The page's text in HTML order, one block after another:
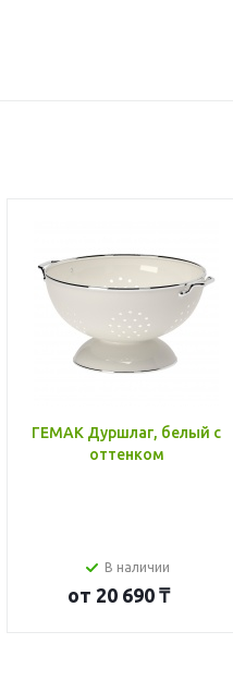
ГЕМАК Дуршлаг, белый с
оттенком
В наличии
от 20 690 ₸